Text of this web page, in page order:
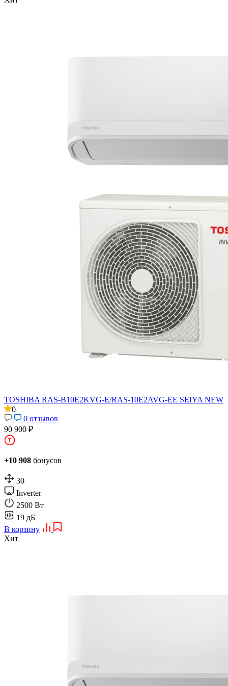
TOSHIBA RAS-B10E2KVG-E/RAS-10E2AVG-EE SEIYA NEW
0
0 отзывов
90 900 ₽
+10 908 бонусов
30
Inverter
2500 Вт
19 дБ
В корзину
Хит